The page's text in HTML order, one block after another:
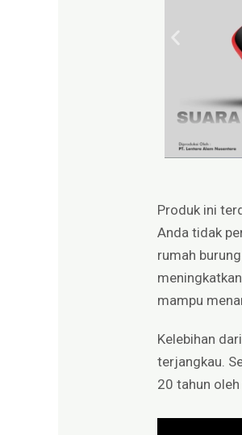
Produk ini
Anda tidak
rumah
mampu
Kelebihan
terjangkau.
20 tahun